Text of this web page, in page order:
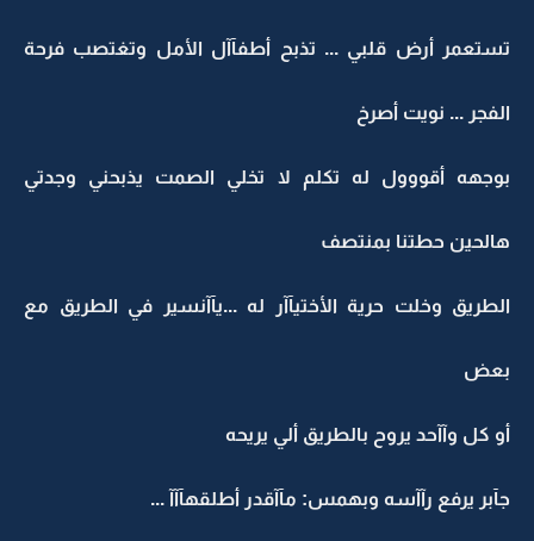
تستعمر أرض قلبي ... تذبح أطفآآل الأمل وتغتصب فرحة
الفجر ... نويت أصرخ
بوجهه أقووول له تكلم لا تخلي الصمت يذبحني وجدتي
هالحين حطتنا بمنتصف
الطريق وخلت حرية الأختيآآر له ...يآآنسير في الطريق مع
بعض
أو كل وآآحد يروح بالطريق ألي يريحه
جآبر يرفع رآآسه وبهمس: مآآقدر أطلقهآآآ ...